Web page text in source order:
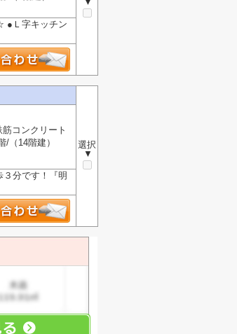
●Ｌ字キッチン
選択
▼
筋コンクリート
/（14階建）
分です！『明